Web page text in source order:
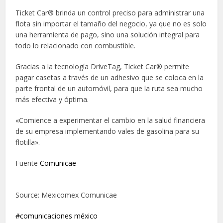
Ticket Car® brinda un control preciso para administrar una
flota sin importar el tamaño del negocio, ya que no es solo
una herramienta de pago, sino una solución integral para
todo lo relacionado con combustible.
Gracias a la tecnología DriveTag, Ticket Car® permite
pagar casetas a través de un adhesivo que se coloca en la
parte frontal de un automóvil, para que la ruta sea mucho
más efectiva y óptima.
«Comience a experimentar el cambio en la salud financiera
de su empresa implementando vales de gasolina para su
flotilla».
FuenteComunicae
Source: Mexicomex Comunicae
comunicaciones méxico